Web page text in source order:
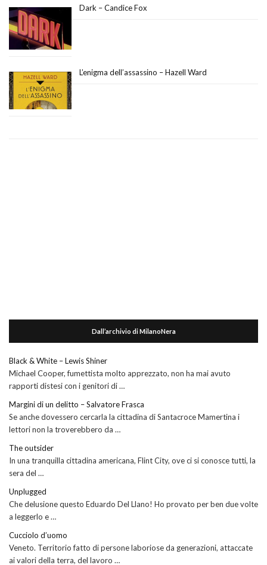
Dark – Candice Fox
L’enigma dell’assassino – Hazell Ward
Dall’archivio di MilanoNera
Black & White – Lewis Shiner
Michael Cooper, fumettista molto apprezzato, non ha mai avuto
rapporti distesi con i genitori di …
Margini di un delitto – Salvatore Frasca
Se anche dovessero cercarla la cittadina di Santacroce Mamertina i
lettori non la troverebbero da …
The outsider
In una tranquilla cittadina americana, Flint City, ove ci si conosce tutti, la
sera del …
Unplugged
Che delusione questo Eduardo Del Llano! Ho provato per ben due volte
a leggerlo e …
Cucciolo d’uomo
Veneto. Territorio fatto di persone laboriose da generazioni, attaccate
ai valori della terra, del lavoro …